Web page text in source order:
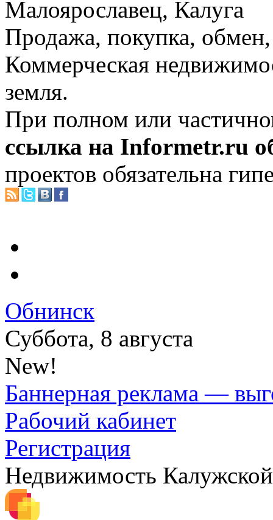
Малоярославец, Калуга
Продажа, покупка, обмен,
Коммерческая
земля.
При полном или
ссылка на Informetr.ru
проектов обязательна
Обнинск
Суббота, 8 августа
New!
Баннерная реклама —
Рабочий кабинет
Регистрация
Недвижимость